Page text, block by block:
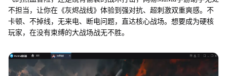
不担当，让你在《灰烬战线》体验到强对抗、超刺激双重爽感。不
卡顿、不掉线，无来电、断电问题，直达核心战场。想要成为硬核
玩家，在没有束缚的大战场战无不胜。